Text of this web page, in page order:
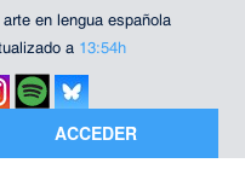
en lengua española
a 13:54h
ACCEDER